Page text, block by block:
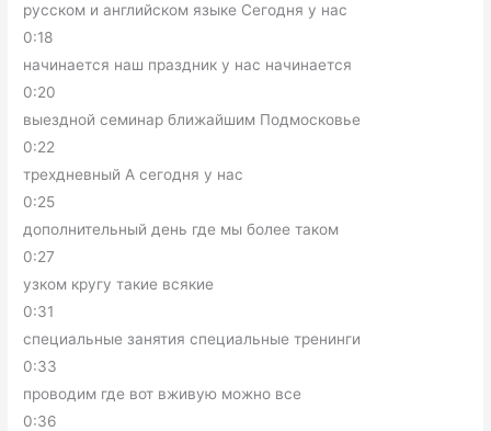
русском и английском языке Сегодня у нас
0:18
начинается наш праздник у нас начинается
0:20
выездной семинар ближайшим Подмосковье
0:22
трехдневный А сегодня у нас
0:25
дополнительный день где мы более таком
0:27
узком кругу такие всякие
0:31
специальные занятия специальные тренинги
0:33
проводим где вот вживую можно все
0:36